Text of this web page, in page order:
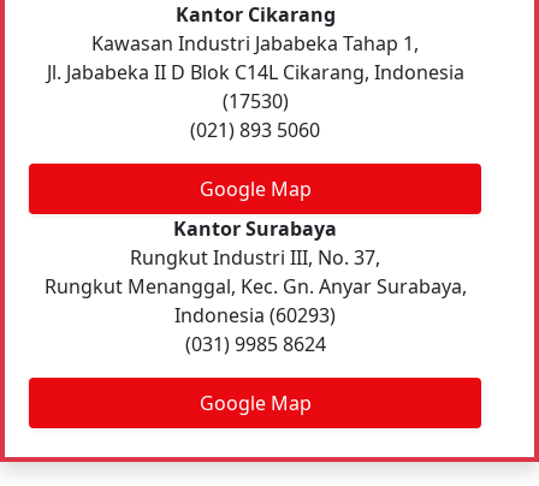
Kantor Cikarang
Kawasan Industri Jababeka Tahap 1,
Jl. Jababeka II D Blok C14L Cikarang, Indonesia
(17530)
(021) 893 5060
Google Map
Kantor Surabaya
Rungkut Industri III, No. 37,
Rungkut Menanggal, Kec. Gn. Anyar Surabaya,
Indonesia (60293)
(031) 9985 8624
Google Map